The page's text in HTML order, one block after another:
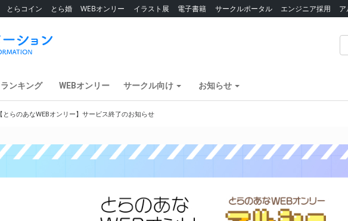
とらコイン とら婚 WEBオンリー イラスト展 電子書籍 サークルポータル エンジニア採用
ランキング WEBオンリー サークル向け お知らせ
【とらのあなWEBオンリー】サービス終了のお知らせ